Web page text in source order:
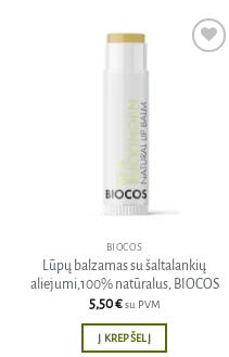
BIOCOS
Lūpų balzamas su šaltalankių
aliejumi,100% natūralus, BIOCOS
5,50€ su PVM
Į KREPŠELĮ